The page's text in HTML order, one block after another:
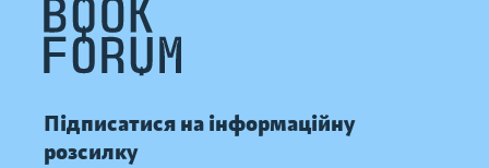
Підписатися на інформаційну
розсилку